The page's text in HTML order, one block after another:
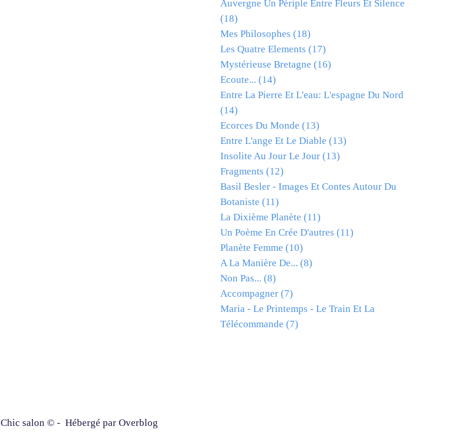
Auvergne Un Périple Entre Fleurs Et Silence
(18)
Mes Philosophes (18)
Les Quatre Elements (17)
Mystérieuse Bretagne (16)
Ecoute... (14)
Entre La Pierre Et L'eau: L'espagne Du Nord
(14)
Ecorces Du Monde (13)
Entre L'ange Et Le Diable (13)
Insolite Au Jour Le Jour (13)
Fragments (12)
Basil Besler - Images Et Contes Autour Du
Botaniste (11)
La Dixième Planète (11)
Un Poème En Crée D'autres (11)
Planète Femme (10)
A La Manière De... (8)
Non Pas... (8)
Accompagner (7)
Maria - Le Printemps - Le Train Et La
Télécommande (7)
Chic salon © - Hébergé par Overblog